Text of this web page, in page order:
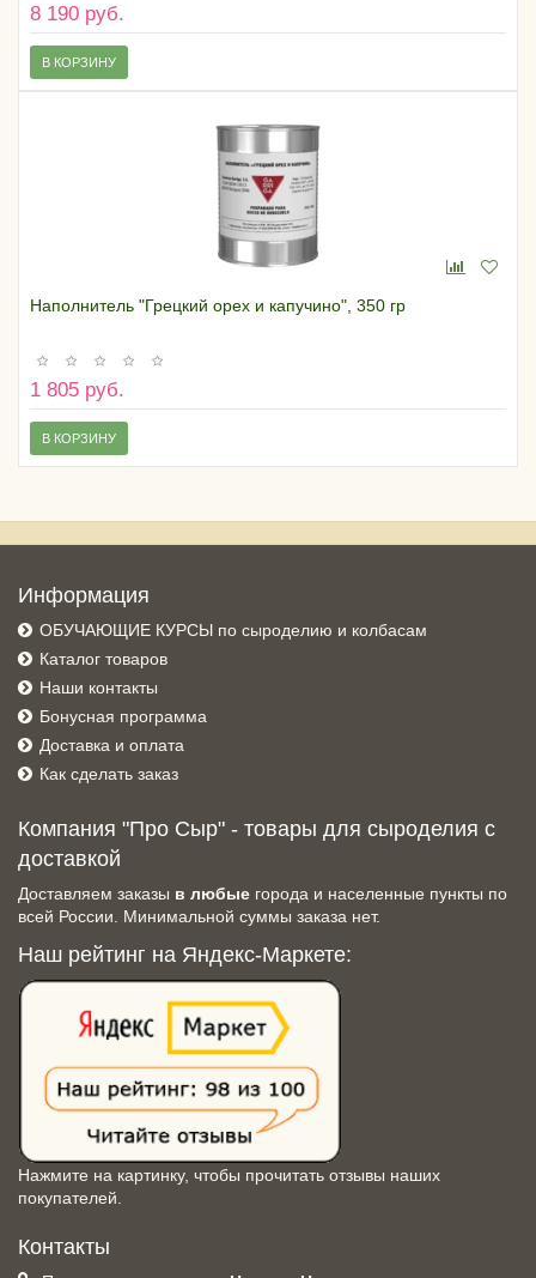
8 190 руб.
В КОРЗИНУ
Наполнитель "Грецкий орех и капучино", 350 гр
1 805 руб.
В КОРЗИНУ
Информация
ОБУЧАЮЩИЕ КУРСЫ по сыроделию и колбасам
Каталог товаров
Наши контакты
Бонусная программа
Доставка и оплата
Как сделать заказ
Компания "Про Сыр" - товары для сыроделия с
доставкой
Доставляем заказы в любые города и населенные пункты по
всей России. Минимальной суммы заказа нет.
Наш рейтинг на Яндекс-Маркете:
Нажмите на картинку, чтобы прочитать отзывы наших
покупателей.
Контакты